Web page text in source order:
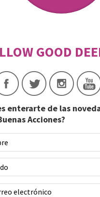
enterarte de las
Acciones?